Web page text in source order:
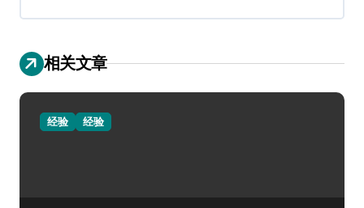
相关文章
经验 经验